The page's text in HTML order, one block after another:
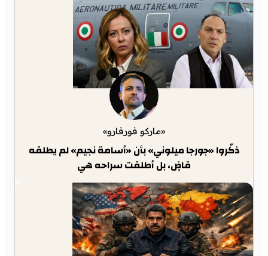
«ماركو فورفارو»
ذكّروا «جورجا ميلوني» بأن «أسامة نجيم» لم يطلقه
قاضٍ، بل أطلقت سراحه هي